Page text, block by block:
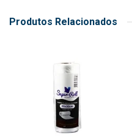
Produtos Relacionados